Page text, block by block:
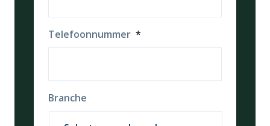
Telefoonnummer *
Branche